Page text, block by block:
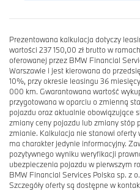
Prezentowana kalkulacja dotyczy
wartości 237 150,00 zł brutto w
oferowanej przez BMW Financial
Warszawie i jest kierowana do
10%, przy okresie leasingu 36
000 km. Gwarantowana wartość
przygotowana w oparciu o zmienną
pojazdu oraz aktualnie obowiązujące
zmiany ceny pojazdu lub zmiany stóp
zmianie. Kalkulacja nie stanowi oferty
ma charakter jedynie informacyjny.
pozytywnego wyniku weryfikacji
ubezpieczenia pojazdu w pierwszym
BMW Financial Services Polska sp. z
Szczegóły oferty są dostępne w